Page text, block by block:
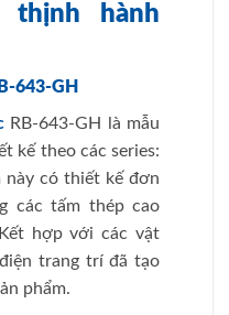
thịnh hành
643-GH
RB-643-GH là mẫu
kế theo các series:
này có thiết kế đơn
các tấm thép cao
hợp với các vật
trang trí đã tạo
phẩm.